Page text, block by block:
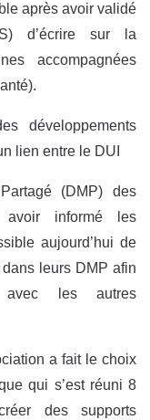
après avoir validé
d’écrire sur la
accompagnées
développements
lien entre le DUI
(DMP) des
avoir informé les
aujourd’hui de
leurs DMP afin
avec les autres
a fait le choix
qui s’est réuni 8
des supports